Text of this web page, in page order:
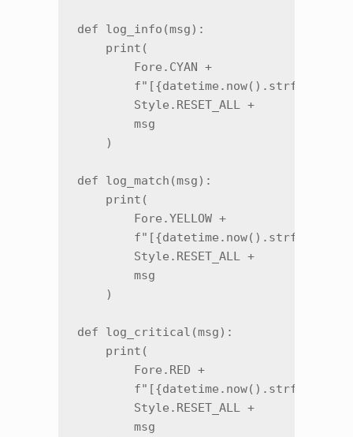
def log_info(msg):
    print(
        Fore.CYAN +
        Style.RESET_ALL +
        msg
    )
def log_match(msg):
    print(
        Fore.YELLOW +
        Style.RESET_ALL +
        msg
    )
def log_critical(msg):
    print(
        Fore.RED +
        Style.RESET_ALL +
        msg